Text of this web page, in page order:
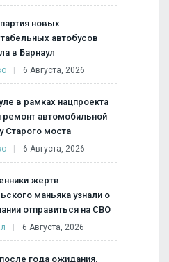
новых
автобусов
в Барнаул
6 Августа, 2026
в рамках нацпроекта
ремонт автомобильной
Старого моста
6 Августа, 2026
жертв
маньяка узнали о
отправиться на СВО
6 Августа, 2026
года ожидания.